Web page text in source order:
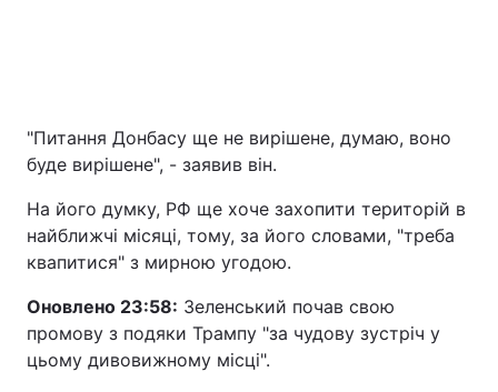
"Питання Донбасу ще не вирішене, думаю, воно
буде вирішене", - заявив він.
На його думку, РФ ще хоче захопити територій в
найближчі місяці, тому, за його словами, "треба
квапитися" з мирною угодою.
Оновлено 23:58: Зеленський почав свою
промову з подяки Трампу "за чудову зустріч у
цьому дивовижному місці".